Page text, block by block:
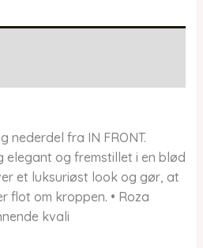
nederdel fra IN FRONT.
elegant og fremstillet i en blød
et luksuriøst look og gør, at
flot om kroppen. • Roza
kvali